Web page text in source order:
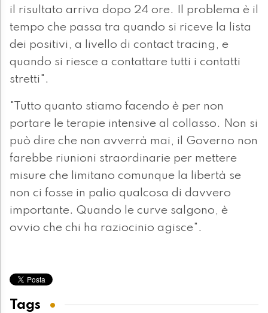
il risultato arriva dopo 24 ore. Il problema è il
tempo che passa tra quando si riceve la lista
dei positivi, a livello di contact tracing, e
quando si riesce a contattare tutti i contatti
stretti".
"Tutto quanto stiamo facendo è per non
portare le terapie intensive al collasso. Non si
può dire che non avverrà mai, il Governo non
farebbe riunioni straordinarie per mettere
misure che limitano comunque la libertà se
non ci fosse in palio qualcosa di davvero
importante. Quando le curve salgono, è
ovvio che chi ha raziocinio agisce".
Tags